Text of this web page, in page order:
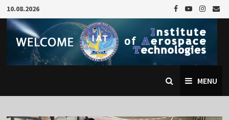
Skip
to
content
10.08.2026
MENU